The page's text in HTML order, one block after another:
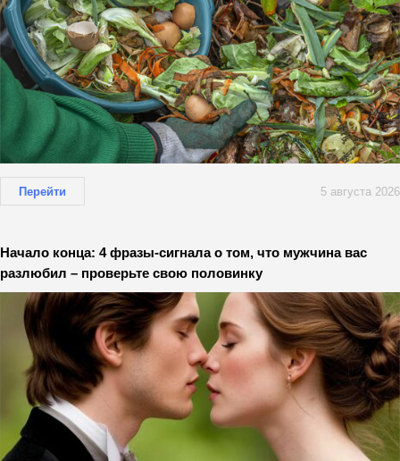
Перейти 5 августа 2026
Начало конца: 4 фразы-сигнала о том, что мужчина вас
разлюбил – проверьте свою половинку